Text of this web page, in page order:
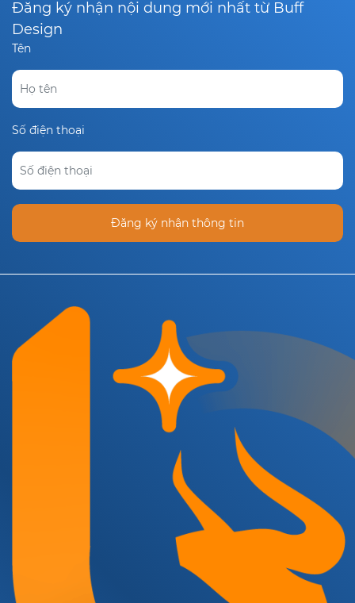
Đăng ký nhận nội dung mới nhất từ Buff
Design
Tên
Số điện thoại